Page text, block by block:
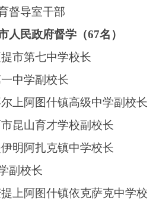
支部书记、园长
十三幼儿园园长
第十四幼儿园园长
德育主任
中心小学教务主任
乡托万买里村小学教师
园尤喀克买里村分园党